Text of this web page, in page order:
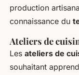
production
connaissance du
Ateliers de
Les ateliers de
souhaitant